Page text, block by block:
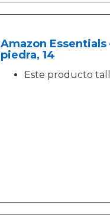
Amazon
piedra, 14
Este producto